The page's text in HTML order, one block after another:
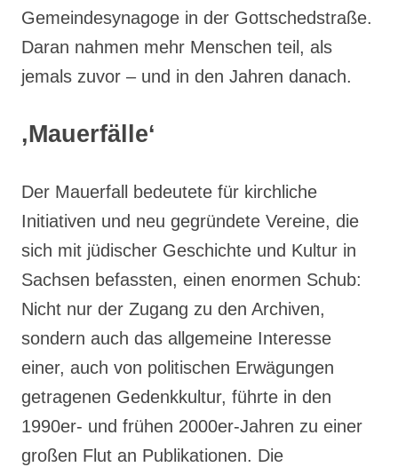
Gemeindesynagoge in der Gottschedstraße.
Daran nahmen mehr Menschen teil, als
jemals zuvor – und in den Jahren danach.
‚Mauerfälle‘
Der Mauerfall bedeutete für kirchliche
Initiativen und neu gegründete Vereine, die
sich mit jüdischer Geschichte und Kultur in
Sachsen befassten, einen enormen Schub:
Nicht nur der Zugang zu den Archiven,
sondern auch das allgemeine Interesse
einer, auch von politischen Erwägungen
getragenen Gedenkkultur, führte in den
1990er- und frühen 2000er-Jahren zu einer
großen Flut an Publikationen. Die